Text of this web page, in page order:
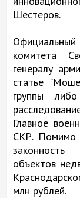
Шестеров.
комитета
генералу
статье
группы
Главное
СКР. Помимо
объектов
млн рублей.